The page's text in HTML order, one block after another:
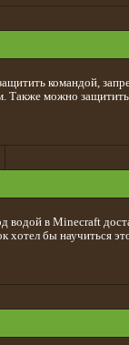
командой,
Также можно
водой в Minecraft
хотел бы научиться